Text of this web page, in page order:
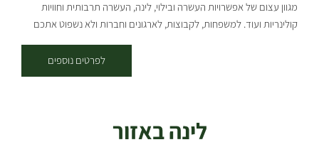
למשתתפ.ת בסדנה זוגית. 250 ש"ח למשתתפ.ת בסדנה של 3-5
משתתפים. [gallery columns="5"
ids="31030,31028,31026,31024,31022,31020,31014,31012,31010,31
008,31006,31002,31000,30998,31004" orderby="rand"]
מגוון עצום של אפשרויות העשרה ובילוי, לינה, העשרה תרבותית וחוויות
קולינריות ועוד. למשפחות, לקבוצות, לארגונים וחברות ולא נשפוט אתכם
מאפשרות לכל קבוצת גיל למצוא את הפעילות המתאימה לה ביותר מתוך
האפשרויות העשירות: פעילויות לילדים מיזם חקלאות תיירותי – מיזם ייחודי
והאפרוחים, האווזים והברווזים – מוענקים סיורי העשרה מודרכים לבני
הגילאים השונים. חליבת עיזים והגמעת טלאים – בחווה פעילויות העשרה
לפרטים נוספים
לינה באזור